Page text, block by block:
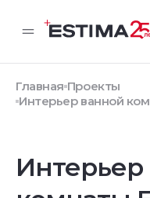
Главная Проекты
Интерьер ванной